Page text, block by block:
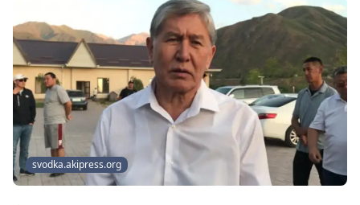
svodka.akipress.org